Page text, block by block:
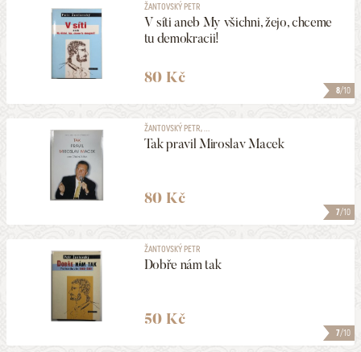
8/10
ŽANTOVSKÝ PETR
V síti aneb My všichni, žejo, chceme
tu demokracii!
80 Kč
7/10
ŽANTOVSKÝ PETR, ...
Tak pravil Miroslav Macek
80 Kč
7/10
ŽANTOVSKÝ PETR
Dobře nám tak
50 Kč